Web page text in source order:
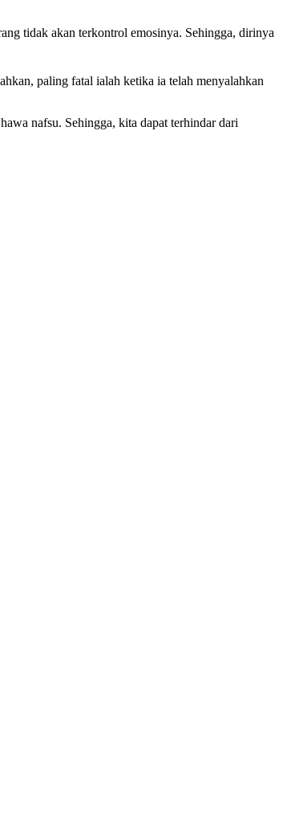
paling fatal ialah ketika ia telah menyalahkan
nafsu. Sehingga, kita dapat terhindar dari